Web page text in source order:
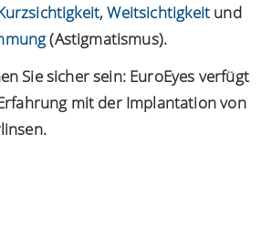
,Weitsichtigkeit und
(Astigmatismus).
Sie sicher sein: EuroEyes verfügt
mit der Implantation von